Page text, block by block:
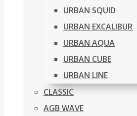
URBAN SQUID
URBAN EXCALIBUR
URBAN AQUA
URBAN CUBE
URBAN LINE
CLASSIC
AGB WAVE